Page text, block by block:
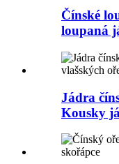
Čínské
loupaná
Jádra
Kousky